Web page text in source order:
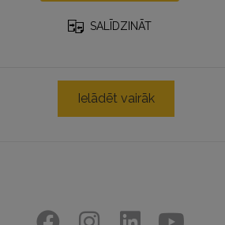
SALĪDZINĀT
Ielādēt vairāk